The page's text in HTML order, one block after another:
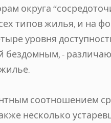
округа
типов жилья, и на
уровня
-
соотношением
несколько